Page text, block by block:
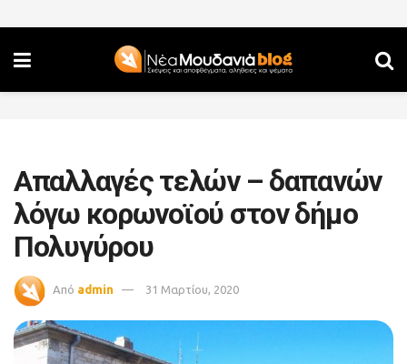
Απαλλαγές τελών – δαπανών
λόγω κορωνοϊού στον δήμο
Πολυγύρου
Από admin 31 Μαρτίου, 2020